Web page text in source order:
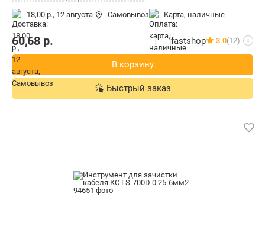
18,00 р., 12 августа Самовывоз карта, наличные
60,68 р. fastshop 3.0(12) i
В корзину
Быстрый заказ